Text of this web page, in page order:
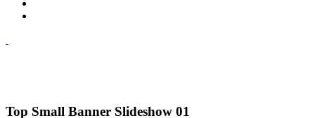
Top Small Banner Slideshow 01